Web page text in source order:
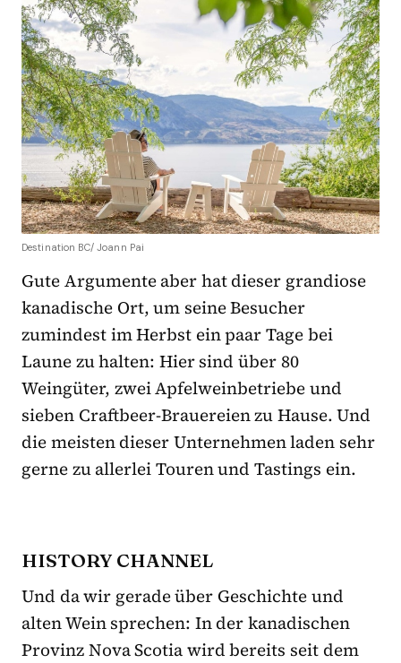
Destination BC/ Joann Pai
Gute Argumente aber hat dieser grandiose
kanadische Ort, um seine Besucher
zumindest im Herbst ein paar Tage bei
Laune zu halten: Hier sind über 80
Weingüter, zwei Apfelweinbetriebe und
sieben Craftbeer-Brauereien zu Hause. Und
die meisten dieser Unternehmen laden sehr
gerne zu allerlei Touren und Tastings ein.
HISTORY CHANNEL
Und da wir gerade über Geschichte und
alten Wein sprechen: In der kanadischen
Provinz Nova Scotia wird bereits seit dem